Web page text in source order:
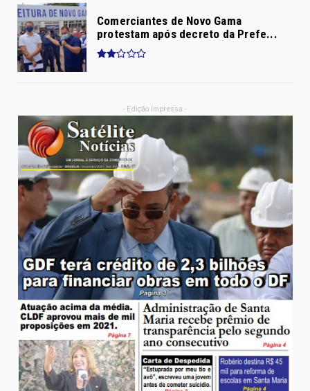
Comerciantes de Novo Gama
protestam após decreto da Prefe...
- Edição Impressa -